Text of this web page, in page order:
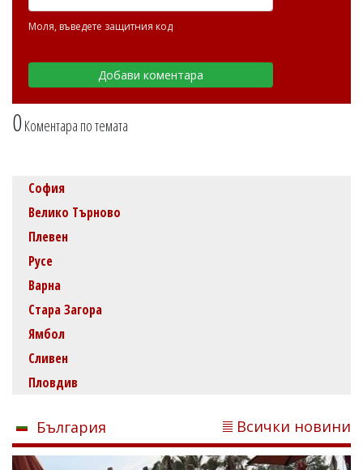
0Коментара по темата
Моля, въведете защитния код
София
Велико Търново
Плевен
Русе
Варна
Стара Загора
Ямбол
Сливен
Пловдив
България Всички новини